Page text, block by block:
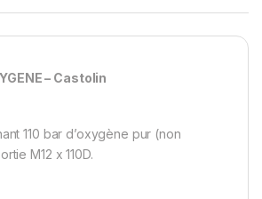
– Castolin
110 bar d’oxygène pur (non
M12 x 110D.